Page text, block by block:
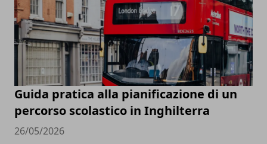
Guida pratica alla pianificazione di un
percorso scolastico in Inghilterra
26/05/2026